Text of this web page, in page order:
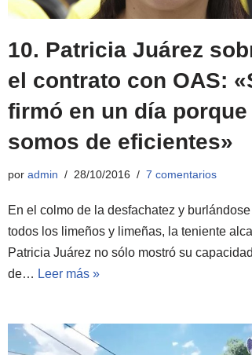
10. Patricia Juárez
el contrato con OAS:
firmó en un día
somos de eficientes»
por admin 28/10/2016 7 comentarios
En el colmo de la desfachatez y
todos los limeños y limeñas, la teniente
Patricia Juárez no sólo mostró su capacidad
de… Leer más »